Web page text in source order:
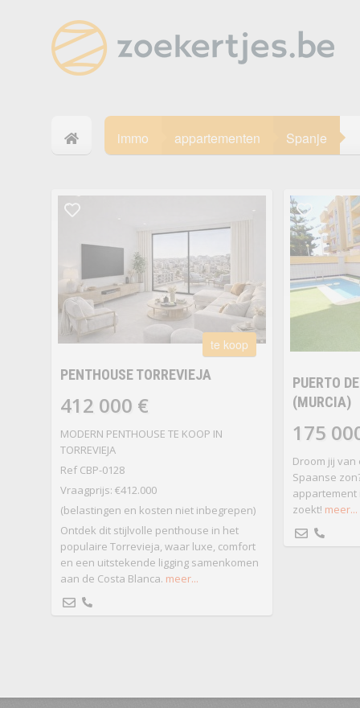
immo appartementen Spanje
te koop
PENTHOUSE TORREVIEJA
412 000 €
MODERN PENTHOUSE TE KOOP IN
TORREVIEJA
Ref CBP-0128
Vraagprijs: €412.000
(belastingen en kosten niet inbegrepen)
Ontdek dit stijlvolle penthouse in het
populaire Torrevieja, waar luxe, comfort
en een uitstekende ligging samenkomen
aan de Costa Blanca. meer...
PUERTO
(MURCIA)
175
Droom jij
Spaanse
appartement
zoekt! meer...